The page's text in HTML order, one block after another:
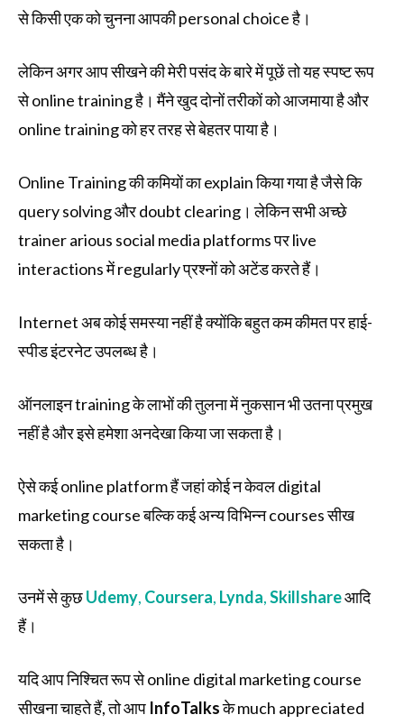
से किसी एक को चुनना आपकी personal choice है।
लेकिन अगर आप सीखने की मेरी पसंद के बारे में पूछें तो यह स्पष्ट रूप
से online training है। मैंने खुद दोनों तरीकों को आजमाया है और
online training को हर तरह से बेहतर पाया है।
Online Training की कमियों का explain किया गया है जैसे कि
query solving और doubt clearing। लेकिन सभी अच्छे
trainer arious social media platforms पर live
interactions में regularly प्रश्नों को अटेंड करते हैं।
Internet अब कोई समस्या नहीं है क्योंकि बहुत कम कीमत पर हाई-
स्पीड इंटरनेट उपलब्ध है।
ऑनलाइन training के लाभों की तुलना में नुकसान भी उतना प्रमुख
नहीं है और इसे हमेशा अनदेखा किया जा सकता है।
ऐसे कई online platform हैं जहां कोई न केवल digital
marketing course बल्कि कई अन्य विभिन्न courses सीख
सकता है।
उनमें से कुछUdemy, Coursera, Lynda,Skillshareआदि
हैं।
यदि आप निश्चित रूप से online digital marketing course
सीखना चाहते हैं, तो आप InfoTalksके much appreciated